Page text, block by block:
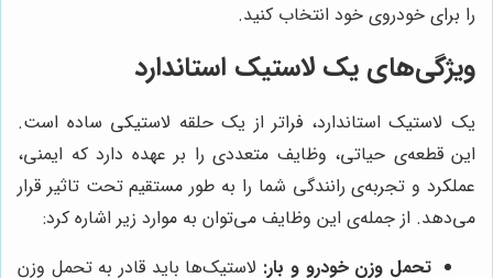
را برای خودروی خود انتخاب کنید.
ویژگی‌های یک لاستیک استاندارد
یک لاستیک استاندارد، فراتر از یک حلقه لاستیکی ساده است.
این قطعه‌ی حیاتی، وظایف متعددی را بر عهده دارد که ایمنی،
عملکرد و تجربه‌ی رانندگی شما را به طور مستقیم تحت تاثیر قرار
می‌دهد. از جمله‌ی این وظایف می‌توان به موارد زیر اشاره کرد:
تحمل وزن خودرو و بار: لاستیک‌ها باید قادر به تحمل وزن